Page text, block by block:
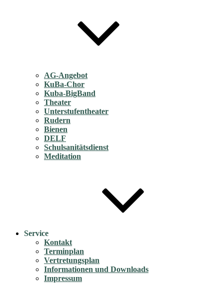
AG-Angebot
KuBa-Chor
Kuba-BigBand
Theater
Unterstufentheater
Rudern
Bienen
DELF
Schulsanitätsdienst
Meditation
Service
Kontakt
Terminplan
Vertretungsplan
Informationen und Downloads
Impressum